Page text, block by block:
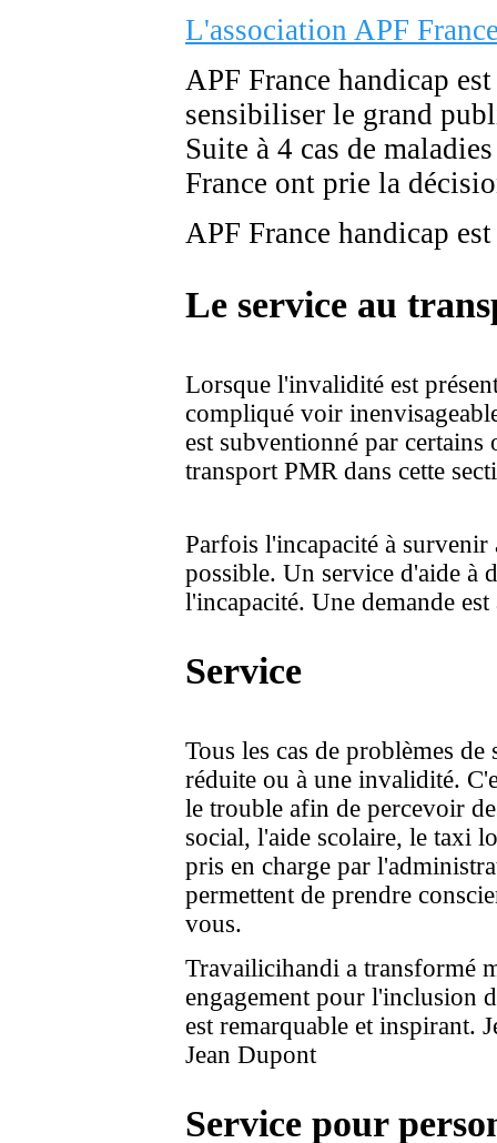
L'association APF
APF France handicap
sensibiliser le grand
Suite à 4 cas de
France ont prie la
APF France handicap
Le service au
Lorsque l'invalidité est
compliqué voir
est subventionné par
transport PMR dans cette
Parfois l'incapacité à
possible. Un service d'aide à
l'incapacité. Une demande
Service
Tous les cas de problèmes
réduite ou à une invalidité.
le trouble afin de percevoir
social, l'aide scolaire, le taxi
pris en charge par
permettent de prendre
vous.
Travailicihandi a transformé
engagement pour l'inclusion
est remarquable et inspirant.
Jean Dupont
Service pour